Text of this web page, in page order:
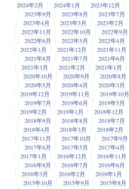
2024年2月 2024年1月 2023年12月
2023年9月
2023年8月 2023年7月
2023年4月
2023年3月 2023年2月
2022年11月
2022年10月 2022年9月
2022年6月
2022年5月 2022年4月
2022年1月
2021年12月 2021年11月
2021年8月
2021年7月 2021年6月
2021年3月
2021年2月 2021年1月
2020年10月
2020年9月 2020年8月
2020年5月
2020年4月 2020年3月
2019年12月
2019年11月 2019年10月
2019年7月
2019年6月 2019年5月
2019年2月
2019年1月 2018年12月
2018年9月
2018年8月 2018年7月
2018年4月
2018年3月 2018年2月
2017年11月
2017年10月 2017年9月
2017年6月
2017年5月 2017年4月
2017年1月
2016年12月 2016年11月
2016年8月
2016年7月 2016年6月
2016年3月
2016年2月 2016年1月
2015年10月
2015年9月 2015年8月